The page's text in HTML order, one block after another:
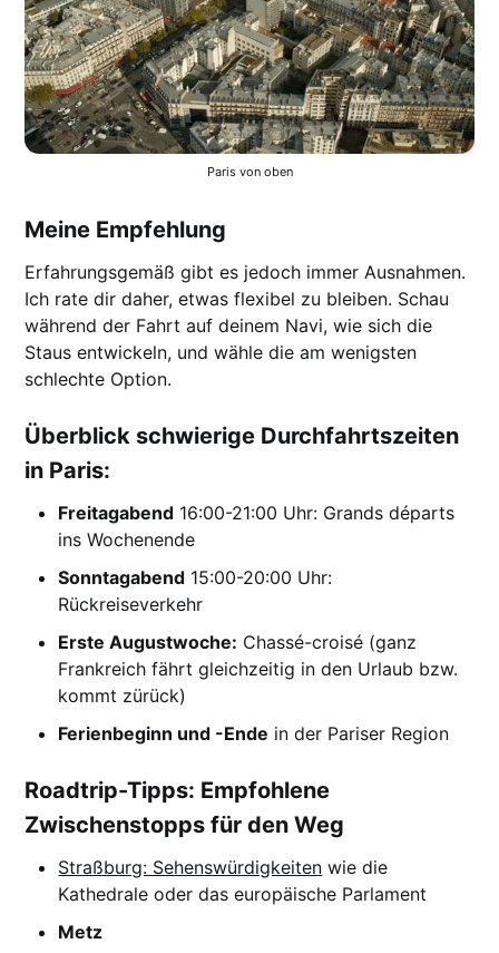
Paris von oben
Meine Empfehlung
Erfahrungsgemäß gibt es jedoch immer Ausnahmen.
Ich rate dir daher, etwas flexibel zu bleiben. Schau
während der Fahrt auf deinem Navi, wie sich die
Staus entwickeln, und wähle die am wenigsten
schlechte Option.
Überblick schwierige Durchfahrtszeiten
in Paris:
Freitagabend 16:00-21:00 Uhr: Grands départs
ins Wochenende
Sonntagabend 15:00-20:00 Uhr:
Rückreiseverkehr
Erste Augustwoche: Chassé-croisé (ganz
Frankreich fährt gleichzeitig in den Urlaub bzw.
kommt zürück)
Ferienbeginn und -Ende in der Pariser Region
Roadtrip-Tipps: Empfohlene
Zwischenstopps für den Weg
Straßburg: Sehenswürdigkeiten wie die
Kathedrale oder das europäische Parlament
Metz